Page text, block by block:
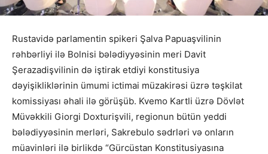
Rustavidə parlamentin spikeri Şalva Papuaşvilinin
rəhbərliyi ilə Bolnisi bələdiyyəsinin meri Davit
Şerazadişvilinin də iştirak etdiyi konstitusiya
dəyişikliklərinin ümumi ictimai müzakirəsi üzrə təşkilat
komissiyası əhali ilə görüşüb. Kvemo Kartli üzrə Dövlət
Müvəkkili Giorgi Doxturişvili, regionun bütün yeddi
bələdiyyəsinin merləri, Sakrebulo sədrləri və onların
müavinləri ilə birlikdə “Gürcüstan Konstitusiyasına